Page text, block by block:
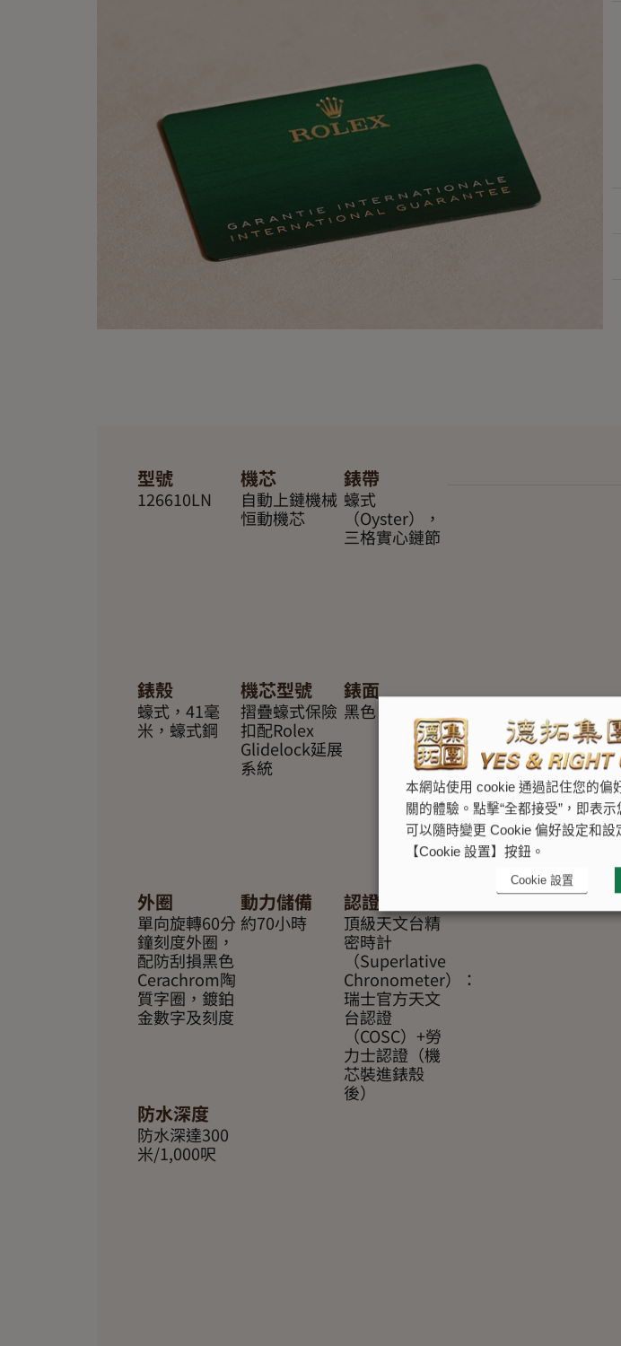
型號
126610LN
機芯
自動上鏈機械
恒動機芯
錶帶
蠔式
（Oyster），
三格實心鏈節
錶殼
蠔式，41毫
米，蠔式鋼
機芯型號
摺疊蠔式保險
扣配Rolex
Glidelock延展
系統
錶面
黑色
外圈
單向旋轉60分
鐘刻度外圈，
配防刮損黑色
Cerachrom陶
質字圈，鍍鉑
金數字及刻度
動力儲備
約70小時
認證
頂級天文台精
密時計
（Superlative
Chronometer）：
瑞士官方天文
台認證
（COSC）+勞
力士認證（機
芯裝進錶殼
後）
防水深度
防水深達300
米/1,000呎
本網站使用 cookie 通過記住您的偏
關的體驗。點擊“全都接受”，即表
可以隨時變更 Cookie 偏好設定和
【Cookie 設置】按鈕。
Cookie 設置